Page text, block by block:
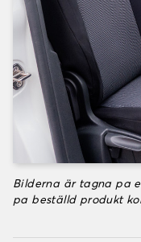
Bilderna är tagna pa
pa beställd produkt